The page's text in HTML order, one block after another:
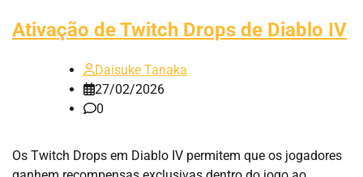
Ativação de Twitch Drops de Diablo IV
Daisuke Tanaka
27/02/2026
0
Os Twitch Drops em Diablo IV permitem que os jogadores